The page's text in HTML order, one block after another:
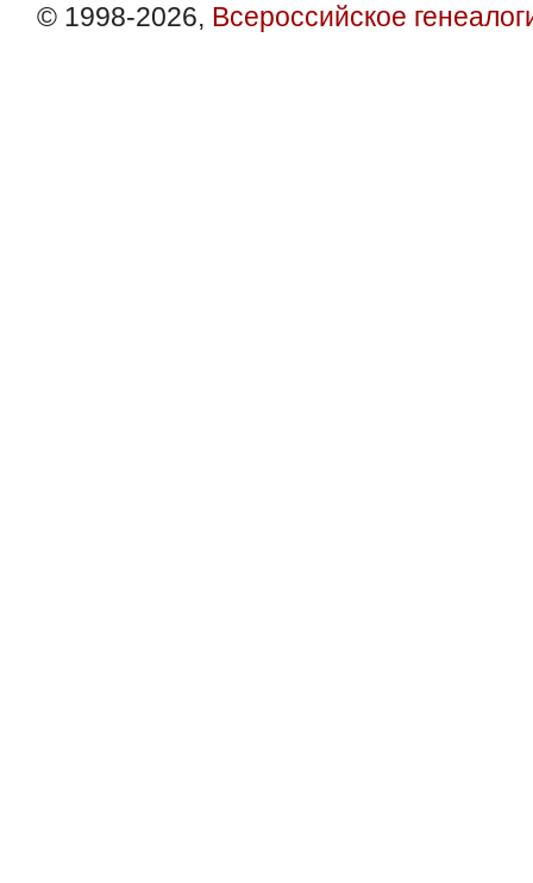
© 1998-2026, Всероссийское